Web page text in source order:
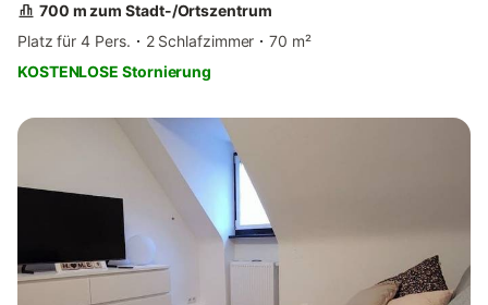
700 m zum Stadt-/Ortszentrum
Platz für 4 Pers.
2 Schlafzimmer
70 m²
KOSTENLOSE Stornierung